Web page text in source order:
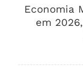
Economia
em